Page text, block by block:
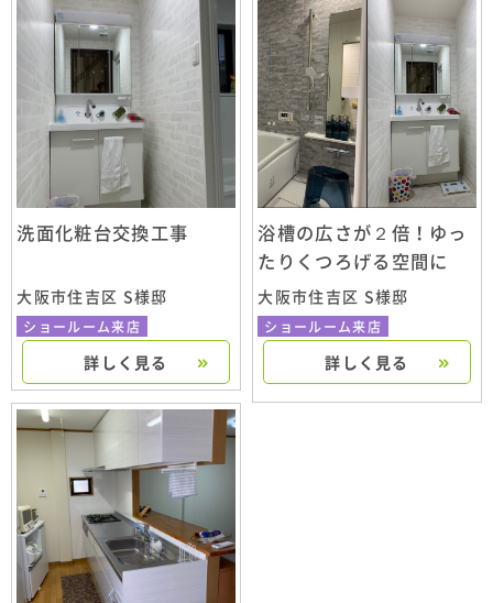
洗面化粧台交換工事
大阪市住吉区 S様邸
ショールーム来店
詳しく見る
浴槽の広さが２倍！ゆっ
たりくつろげる空間に
大阪市住吉区 S様邸
ショールーム来店
詳しく見る